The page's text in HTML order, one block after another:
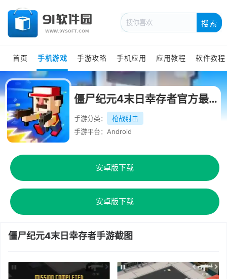
搜索
首页 手机游戏 手游攻略 手机应用 应用教程 软件教程
僵尸纪元4末日幸存者官方最新版
手游分类：
枪战射击
手游平台：Android
安卓版下载
安卓版下载
僵尸纪元4末日幸存者手游截图